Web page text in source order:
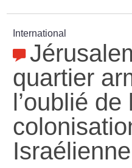
International
quartier
l’oublié de
Israélienne